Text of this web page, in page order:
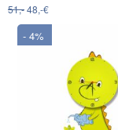
51,-48,-€
- 4%